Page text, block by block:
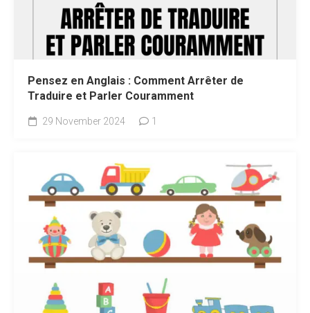
Pensez en Anglais : Comment Arrêter de
Traduire et Parler Couramment
29 November 2024 1